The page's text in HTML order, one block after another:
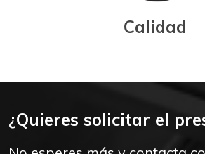
Calidad
¿Quieres solicitar el